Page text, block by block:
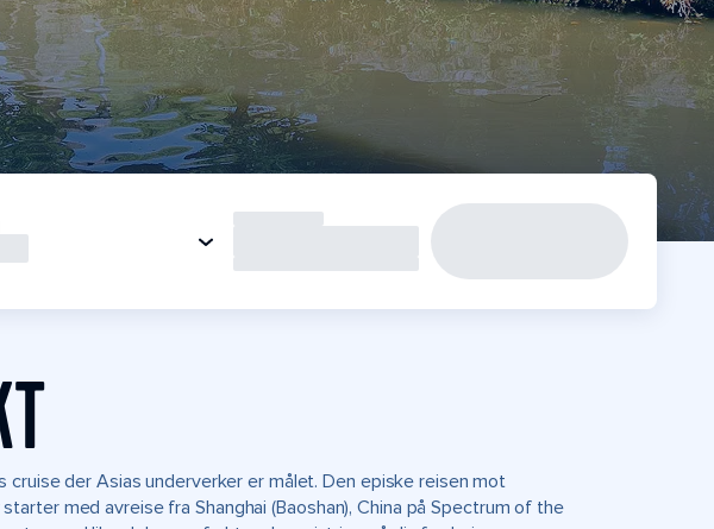
der Asias underverker er målet. Den episke reisen mot
med avreise fra Shanghai (Baoshan), China på Spectrum of the